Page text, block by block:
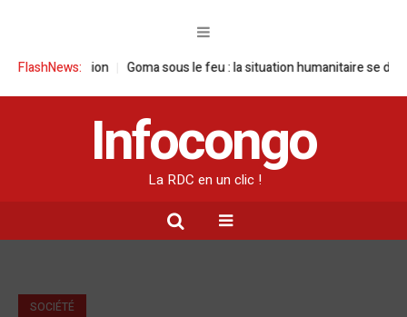
FlashNews:
tension Goma sous le feu : la situation humanitaire se dégrade
Infocongo
La RDC en un clic !
SOCIÉTÉ